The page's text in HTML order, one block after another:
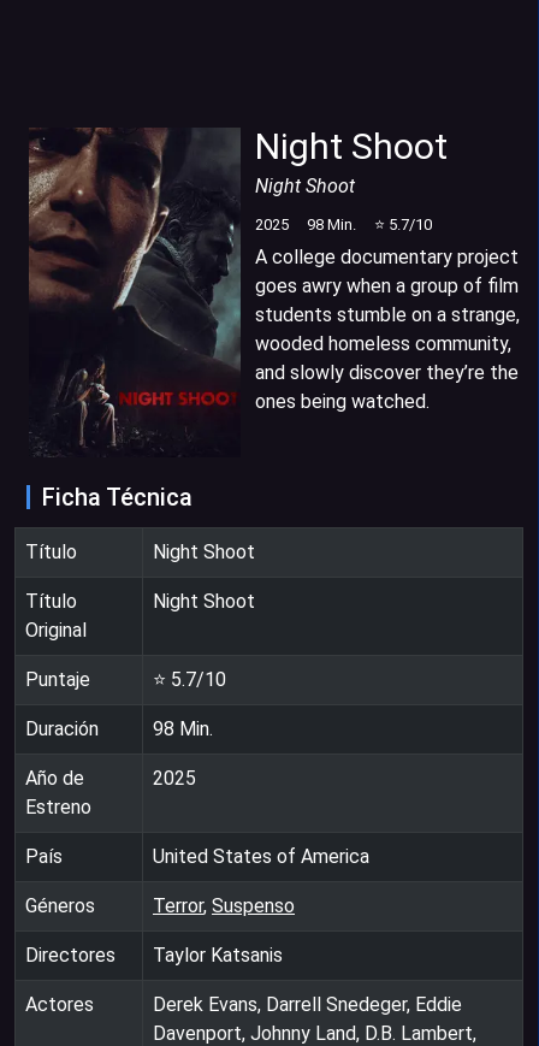
Night Shoot
Night Shoot
2025 98 Min. ⭐ 5.7/10
A college documentary project
goes awry when a group of film
students stumble on a strange,
wooded homeless community,
and slowly discover they’re the
ones being watched.
Ficha Técnica
Título Night Shoot
Título
Original
Night Shoot
Puntaje ⭐ 5.7/10
Duración 98 Min.
Año de
Estreno
2025
País United States of America
Géneros Terror, Suspenso
Directores Taylor Katsanis
Actores
Derek Evans, Darrell Snedeger, Eddie
Davenport, Johnny Land, D.B. Lambert,